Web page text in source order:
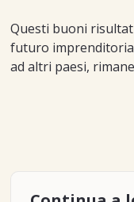
Questi buoni
futuro
ad altri paesi,